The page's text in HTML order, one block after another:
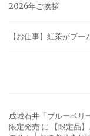
2026年ご挨拶
【お仕事】紅茶がブ
成城石井「ブルーベリ
限定発売 に
【限定品